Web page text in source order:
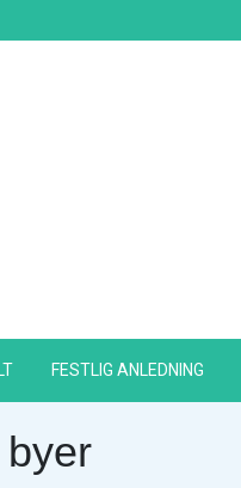
FESTLIG ANLEDNING
byer